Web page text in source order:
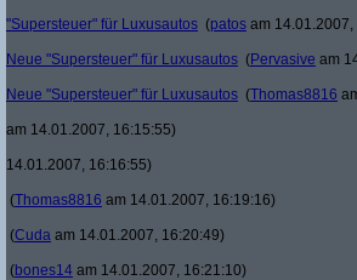
"Supersteuer" für Luxusautos (patos am 14.01.2007,
Neue "Supersteuer" für Luxusautos (Pervasive am
Neue "Supersteuer" für Luxusautos (Thomas8816
am 14.01.2007, 16:15:55)
14.01.2007, 16:16:55)
(Thomas8816 am 14.01.2007, 16:19:16)
(Cuda am 14.01.2007, 16:20:49)
(bones14 am 14.01.2007, 16:21:10)